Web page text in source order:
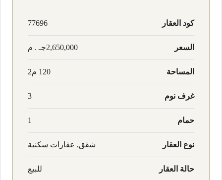
كود العقار 77696
السعر 2,650,000جـ . م
المساحة 120 م2
غرف نوم 3
حمام 1
نوع العقار شقق, عقارات سكنية
حالة العقار للبيع